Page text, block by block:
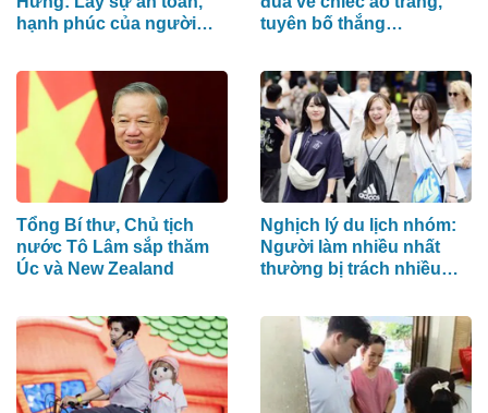
hạnh phúc của người
ninh mạng
tuyên bố thắng
hình mạnh nhất
Tổng Bí thư, Chủ tịch
nước Tô Lâm sắp thăm
Úc và New Zealand
Nghịch lý du lịch nhóm:
Người làm nhiều nhất
thường bị trách nhiều